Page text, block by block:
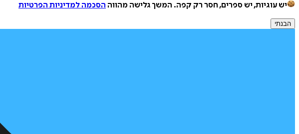
יש עוגיות, יש ספרים, חסר רק קפה. המשך גלישה מהווה הסכמה למדיניות הפרטיות
הבנתי